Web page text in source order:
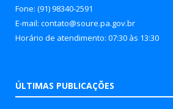
Fone: (91) 98340-2591
E-mail: contato@soure.pa.gov.br
Horário de atendimento: 07:30 às 13:30
ÚLTIMAS PUBLICAÇÕES